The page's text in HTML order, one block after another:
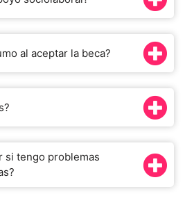
al aceptar la beca?
si tengo problemas